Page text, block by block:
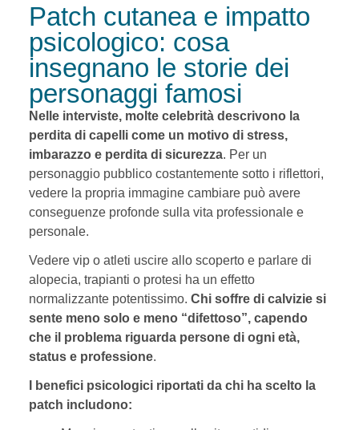
Patch cutanea e impatto
psicologico: cosa
insegnano le storie dei
personaggi famosi
Nelle interviste, molte celebrità descrivono la
perdita di capelli come un motivo di stress,
imbarazzo e perdita di sicurezza. Per un
personaggio pubblico costantemente sotto i riflettori,
vedere la propria immagine cambiare può avere
conseguenze profonde sulla vita professionale e
personale.
Vedere vip o atleti uscire allo scoperto e parlare di
alopecia, trapianti o protesi ha un effetto
normalizzante potentissimo. Chi soffre di calvizie si
sente meno solo e meno “difettoso”, capendo
che il problema riguarda persone di ogni età,
status e professione.
I benefici psicologici riportati da chi ha scelto la
patch includono: